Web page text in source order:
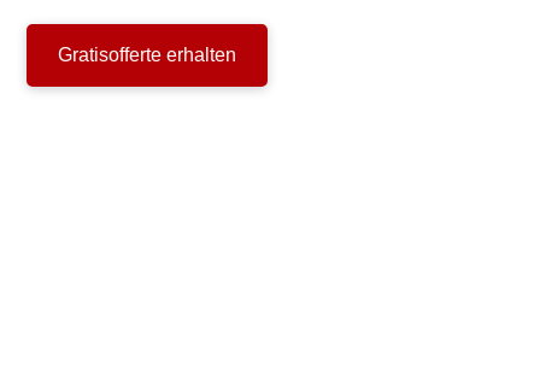
Gratisofferte erhalten